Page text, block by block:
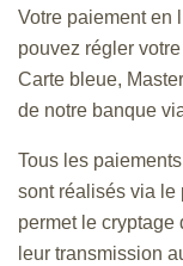
Votre paiement en
pouvez régler
Carte bleue,
de notre banque
Tous les
sont réalisés via le
permet le
leur transmission